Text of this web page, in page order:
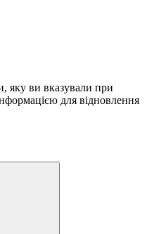
яку ви вказували при
для відновлення